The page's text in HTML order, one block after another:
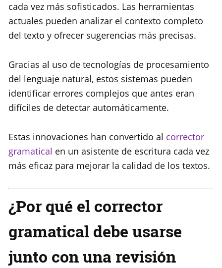
cada vez más sofisticados. Las herramientas
actuales pueden analizar el contexto completo
del texto y ofrecer sugerencias más precisas.
Gracias al uso de tecnologías de procesamiento
del lenguaje natural, estos sistemas pueden
identificar errores complejos que antes eran
difíciles de detectar automáticamente.
Estas innovaciones han convertido al corrector
gramatical en un asistente de escritura cada vez
más eficaz para mejorar la calidad de los textos.
¿Por qué el corrector
gramatical debe usarse
junto con una revisión